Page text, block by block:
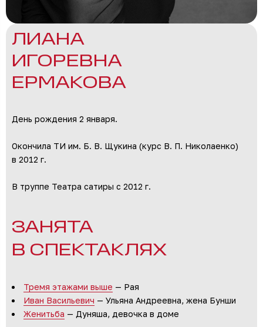
ЛИАНА
ИГОРЕВНА
ЕРМАКОВА​
День рождения 2 января.
Окончила ТИ им. Б. В. Щукина (курс В. П. Николаенко)
в 2012 г.
В труппе Театра сатиры с 2012 г.
ЗАНЯТА
В СПЕКТАКЛЯХ
Тремя этажами выше — Рая
Иван Васильевич — Ульяна Андреевна, жена Бунши
Женитьба — Дуняша, девочка в доме